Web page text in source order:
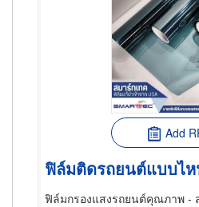
Add
ฟิล์มติดรถยนต์แบบไ
ฟิล์มกรองแสงรถยนต์คุณภาพ -